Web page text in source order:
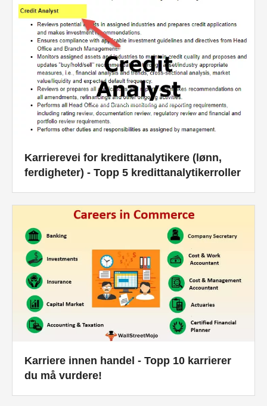
Karrierevei for kredittanalytikere (lønn,
ferdigheter) - Topp 5 kredittanalytikerroller
Karriere innen handel - Topp 10 karrierer
du må vurdere!